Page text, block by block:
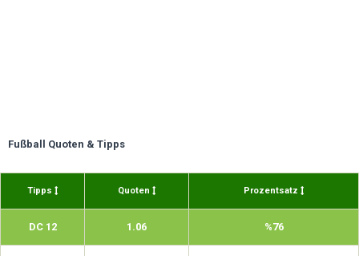
Fußball Quoten & Tipps
Tipps Quoten Prozentsatz
DC 12 1.06 %76